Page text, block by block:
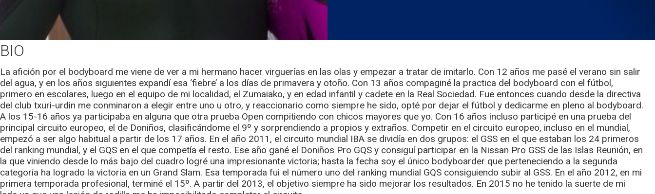
BIO
La afición por el bodyboard me viene de ver a mi hermano hacer virguerías en las olas y empezar a tratar de imitarlo. Con 12 años me pasé el verano sin salir
del agua, y en los años siguientes expandí esa ‘fiebre’ a los días de primavera y otoño. Con 13 años compaginé la practica del bodyboard con el fútbol,
primero en escolares, luego en el equipo de mi localidad, el Zumaiako, y en edad infantil y cadete en la Real Sociedad. Fue entonces cuando desde la directiva
del club txuri-urdin me conminaron a elegir entre uno u otro, y reaccionario como siempre he sido, opté por dejar el fútbol y dedicarme en pleno al bodyboard.
A los 15-16 años ya participaba en alguna que otra prueba Open compitiendo con chicos mayores que yo. Con 16 años incluso participé en una prueba del
principal circuito europeo, el de Doniños, clasificándome el 9º y sorprendiendo a propios y extraños. Competir en el circuito europeo, incluso en el mundial,
empezó a ser algo habitual a partir de los 17 años. En el año 2011, el circuito mundial IBA se dividía en dos grupos: el GSS en el que estaban los 24 primeros
del ranking mundial, y el GQS en el que competía el resto. Ese año gané el Doniños Pro GQS y consiguí participar en la Nissan Pro GSS de las Islas Reunión, en
la que viniendo desde lo más bajo del cuadro logré una impresionante victoria; hasta la fecha soy el único bodyboarder que perteneciendo a la segunda
categoría ha logrado la victoria en un Grand Slam. Esa temporada fui el número uno del ranking mundial GQS consiguiendo subir al GSS. En el año 2012, en mi
primera temporada profesional, terminé el 15º. A partir del 2013, el objetivo siempre ha sido mejorar los resultados. En 2015 no he tenido la suerte de mi